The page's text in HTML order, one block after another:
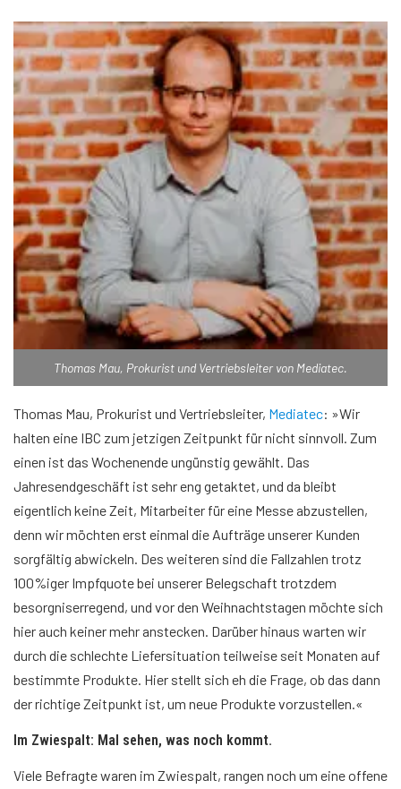
Thomas Mau, Prokurist und Vertriebsleiter von Mediatec.
Thomas Mau, Prokurist und Vertriebsleiter, Mediatec: »Wir
halten eine IBC zum jetzigen Zeitpunkt für nicht sinnvoll. Zum
einen ist das Wochenende ungünstig gewählt. Das
Jahresendgeschäft ist sehr eng getaktet, und da bleibt
eigentlich keine Zeit, Mitarbeiter für eine Messe abzustellen,
denn wir möchten erst einmal die Aufträge unserer Kunden
sorgfältig abwickeln. Des weiteren sind die Fallzahlen trotz
100%iger Impfquote bei unserer Belegschaft trotzdem
besorgniserregend, und vor den Weihnachtstagen möchte sich
hier auch keiner mehr anstecken. Darüber hinaus warten wir
durch die schlechte Liefersituation teilweise seit Monaten auf
bestimmte Produkte. Hier stellt sich eh die Frage, ob das dann
der richtige Zeitpunkt ist, um neue Produkte vorzustellen.«
Im Zwiespalt: Mal sehen, was noch kommt.
Viele Befragte waren im Zwiespalt, rangen noch um eine offene